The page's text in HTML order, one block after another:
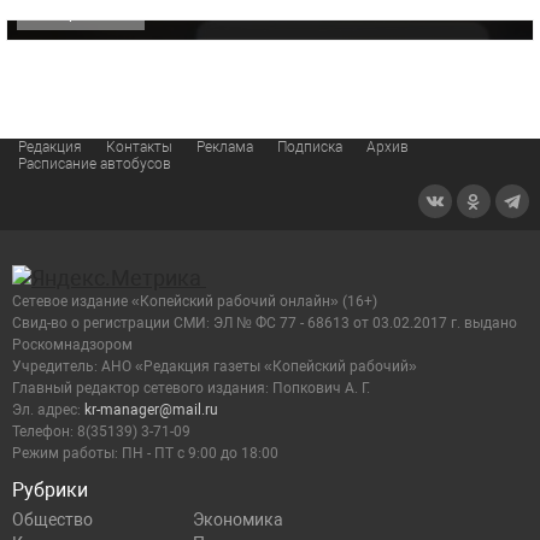
Редакция Контакты Реклама Подписка
Архив
Расписание автобусов
Рубрики
Общество
Экономика
Сетевое издание «Копейский рабочий онлайн» (16+)
Cвид-во о регистрации СМИ: ЭЛ № ФС 77 - 68613 от 03.02.2017 г. выдано
Роскомнадзором
Учредитель: АНО «Редакция газеты «Копейский рабочий»
Главный редактор сетевого издания: Попкович А. Г.
Эл. адрес: kr-manager@mail.ru
Телефон: 8(35139) 3-71-09
Режим работы: ПН - ПТ с 9:00 до 18:00